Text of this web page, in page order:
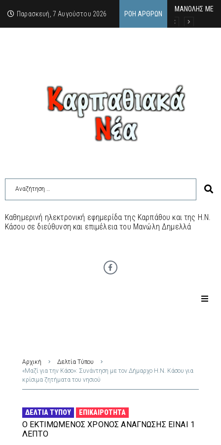
Παρασκευή, 7 Αυγούστου 2026 ΡΟΉ ΆΡΘΡΩΝ
MΑΝΟΛΗΣ
ΕΚΔΗΛΩΣΗ
Κάθε
Καθημερινή ηλεκτρονική εφημερίδα της Καρπάθου και της Η.Ν.
Κάσου σε διεύθυνση και επιμέλεια του Μανώλη Δημελλά
Αρχική
Δελτία Τύπου
«Μαζί για την Κάσο»: Συνάντηση με τον Δήμαρχο Η.Ν. Κάσου για
κρίσιμα ζητήματα του νησιού
ΔΕΛΤΊΑ ΤΎΠΟΥ ΕΠΙΚΑΙΡΌΤΗΤΑ
Ο ΕΚΤΙΜΏΜΕΝΟΣ ΧΡΌΝΟΣ ΑΝΆΓΝΩΣΗΣ ΕΊΝΑΙ 1
ΛΕΠΤΌ